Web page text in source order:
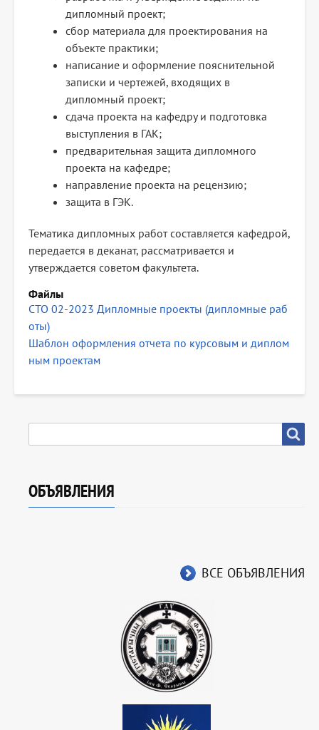
дипломный проект;
сбор материала для проектирования на
объекте практики;
написание и оформление пояснительной
записки и чертежей, входящих в
дипломный проект;
сдача проекта на кафедру и подготовка
выступления в ГАК;
предварительная защита дипломного
проекта на кафедре;
направление проекта на рецензию;
защита в ГЭК.
Тематика дипломных работ составляется кафедрой,
передается в деканат, рассматривается и
утверждается советом факультета.
Файлы
СТО 02-2023 Дипломные проекты (дипломные раб
оты)
Шаблон оформления отчета по курсовым и диплом
ным проектам
ОБЪЯВЛЕНИЯ
ВСЕ ОБЪЯВЛЕНИЯ